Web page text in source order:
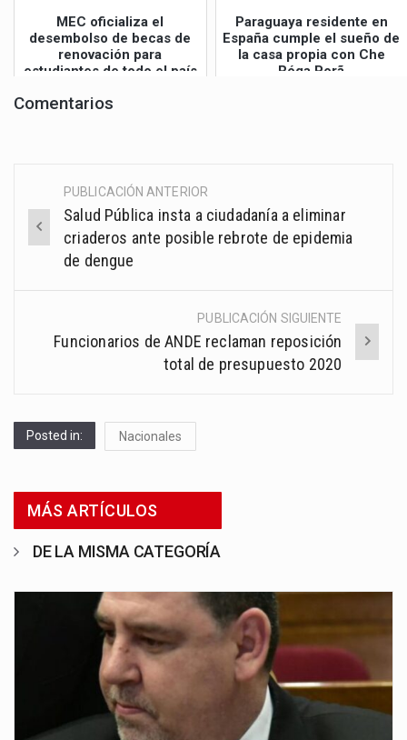
MEC oficializa el
desembolso de becas de
renovación para
estudiantes de todo el país
Paraguaya residente en
España cumple el sueño de
la casa propia con Che
Róga Porã
Comentarios
Post
navigation
PUBLICACIÓN ANTERIOR
Salud Pública insta a ciudadanía a eliminar
criaderos ante posible rebrote de epidemia
de dengue
PUBLICACIÓN SIGUIENTE
Funcionarios de ANDE reclaman reposición
total de presupuesto 2020
Posted in: Nacionales
MÁS ARTÍCULOS
DE LA MISMA CATEGORÍA